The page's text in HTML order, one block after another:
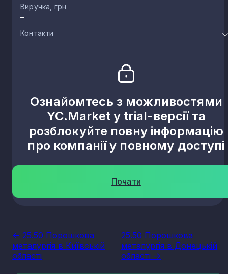
Виручка, грн
–
Контакти
Ознайомтесь з можливостями
YC.Market у trial-версії та
розблокуйте повну інформацію
про компанії у повному доступі
Почати
<- 25.50 Порошкова
металургія в Київській
області
25.50 Порошкова
металургія в Донецькій
області ->